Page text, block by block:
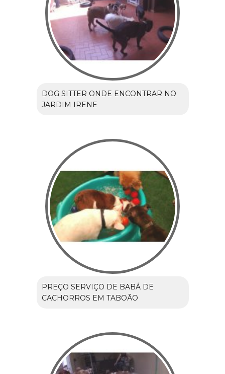
DOG SITTER ONDE ENCONTRAR NO
JARDIM IRENE
PREÇO SERVIÇO DE BABÁ DE
CACHORROS EM TABOÃO